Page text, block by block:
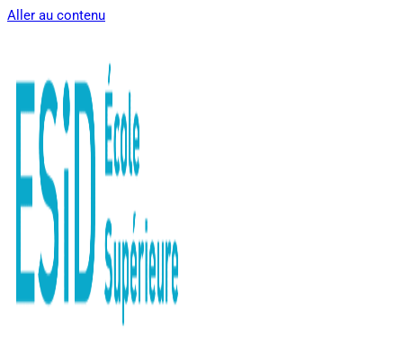
Aller au contenu